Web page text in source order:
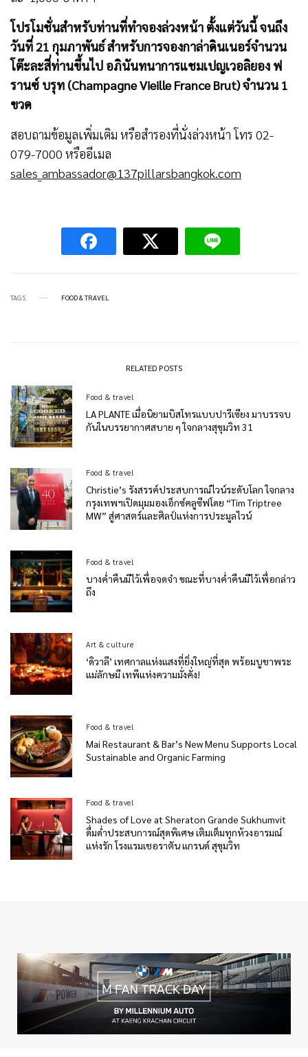
โปรโมชั่นสำหรับท่านที่ทำจองล่วงหน้า ตั้งแต่วันนี้ จนถึง
วันที่21 กุมภาพันธ์ สำหรับการจองกาล่าดินเนอร์จำนวน
โต๊ะละสี่ท่านขึ้นไป อภินันทนาการแชมเปญเวอลิยอง ฟ
รานซ์ บรุท (Champagne Vieille France Brut) จำนวน 1
ขวด
สอบถามข้อมูลเพิ่มเติม หรือสำรองที่นั่งล่วงหน้า โทร 02-
079-7000 หรืออีเมล
sales_ambassador@137pillarsbangkok.com
TAGS FOOD & TRAVEL
RELATED POSTS
Food & travel
LA PLANTE เมื่อนิยามบิสโทรแบบปารีเซียง มาบรรจบ
กันในบรรยากาศสบาย ๆ ใจกลางสุขุมวิท 31
Food & travel
Christie’s รังสรรค์ประสบการณ์ไวน์ระดับโลก ใจกลาง
กรุงเทพฯเปิดมุมมองเอ็กซ์คลูซีฟโดย “Tim Triptree
MW” สู่ศาสตร์และศิลป์แห่งการประมูลไวน์
Food & travel
บางค่ำคืนมีไว้เพื่อจดจำ ขณะที่บางค่ำคืนมีไว้เพื่อกล่าว
ถึง
Art & culture
‘ดิวาลี’ เทศกาลแห่งแสงที่ยิ่งใหญ่ที่สุด พร้อมบูชาพระ
แม่ลักษมี เทพีแห่งความมั่งคั่ง!
Food & travel
Mai Restaurant & Bar’s New Menu Supports Local
Sustainable and Organic Farming
Food & travel
Shades of Love at Sheraton Grande Sukhumvit
ดื่มด่ำประสบการณ์สุดพิเศษ เติมเต็มทุกห้วงอารมณ์
แห่งรัก โรงแรมเชอราตัน แกรนด์ สุขุมวิท